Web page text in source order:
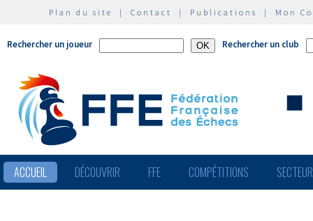
Plan du site | Contact | Publications | Mon
Rechercher un joueur Rechercher un club
ACCUEIL DÉCOUVRIR FFE COMPÉTITIONS